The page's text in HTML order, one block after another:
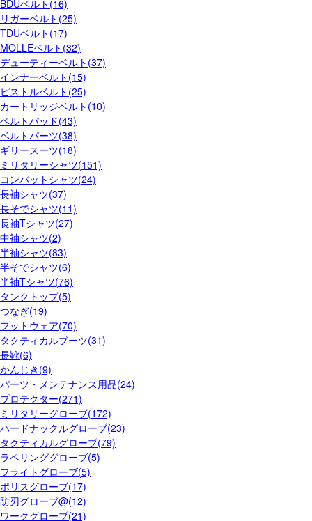
BDUベルト(16)
リガーベルト(25)
TDUベルト(17)
MOLLEベルト(32)
デューティーベルト(37)
インナーベルト(15)
ピストルベルト(25)
カートリッジベルト(10)
ベルトパッド(43)
ベルトパーツ(38)
ギリースーツ(18)
ミリタリーシャツ(151)
コンバットシャツ(24)
長袖シャツ(37)
長そでシャツ(11)
長袖Tシャツ(27)
中袖シャツ(2)
半袖シャツ(83)
半そでシャツ(6)
半袖Tシャツ(76)
タンクトップ(5)
つなぎ(19)
フットウェア(70)
タクティカルブーツ(31)
長靴(6)
かんじき(9)
パーツ・メンテナンス用品(24)
プロテクター(271)
ミリタリーグローブ(172)
ハードナックルグローブ(23)
タクティカルグローブ(79)
ラペリンググローブ(5)
フライトグローブ(5)
ポリスグローブ(17)
防刃グローブ@(12)
ワークグローブ(21)